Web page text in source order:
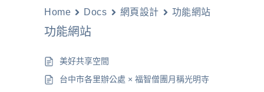
Home Docs 網頁設計 功能網站
功能網站
美好共享空間
台中市各里辦公處 × 福智僧團月稱光明寺